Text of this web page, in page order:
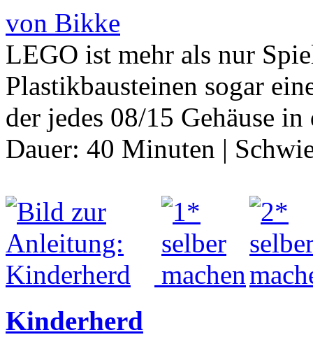
von Bikke
LEGO ist mehr als nur
Plastikbausteinen sogar
der jedes 08/15 Gehäuse
Dauer: 40 Minuten |
Kinderherd